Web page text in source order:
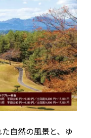
自然の風景と、ゆ